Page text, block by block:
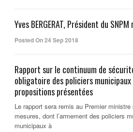
Yves BERGERAT, Président du
Posted On 24 Sep 2018
Rapport sur le continuum de
obligatoire des policiers
propositions présentées
Le rapport sera remis au Premier
mesures, dont l’armement des policiers
municipaux à